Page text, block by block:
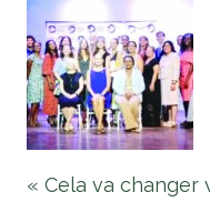
« Cela va changer